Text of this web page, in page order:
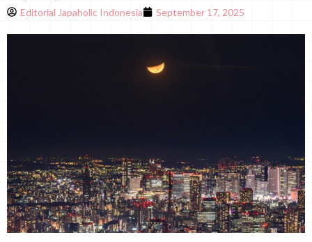
Editorial Japaholic Indonesia September 17, 2025